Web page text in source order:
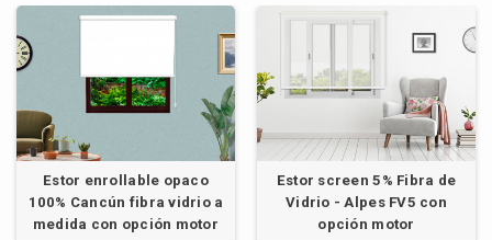
Estor enrollable opaco
100% Cancún fibra vidrio a
medida con opción motor
Estor screen 5% Fibra de
Vidrio - Alpes FV5 con
opción motor